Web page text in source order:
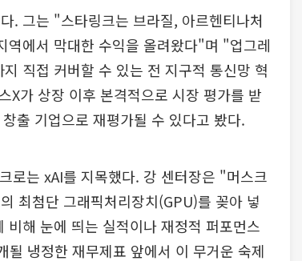
. 그는 "스타링크는 브라질, 아르헨티나처
역에서 막대한 수익을 올려왔다"며 "업그레
직접 커버할 수 있는 전 지구적 통신망 혁
X가 상장 이후 본격적으로 시장 평가를 받
출 기업으로 재평가될 수 있다고 봤다.
로는 xAI를 지목했다. 강 센터장은 "머스크
최첨단 그래픽처리장치(GPU)를 꽂아 넣
해 눈에 띄는 실적이나 재정적 퍼포먼스
냉정한 재무제표 앞에서 이 무거운 숙제